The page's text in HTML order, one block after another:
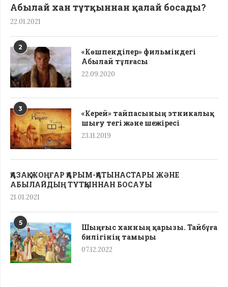
Абылай хан тұтқыннан қалай босады?
22.01.2021
2
«Көшпенділер» фильміндегі
Абылай тұлғасы
22.09.2020
3
«Керей» тайпасының этникалық
шығу тегі жəне шежіресі
23.11.2019
ҚАЗАҚ-ЖОҢҒАР ҚАРЫМ-ҚАТЫНАСТАРЫ ЖӘНЕ
АБЫЛАЙДЫҢ ТҰТҚЫННАН БОСАУЫ
21.01.2021
5
Шыңғыс ханның қарызы. Тайбұға
билігінің тамыры
07.12.2022